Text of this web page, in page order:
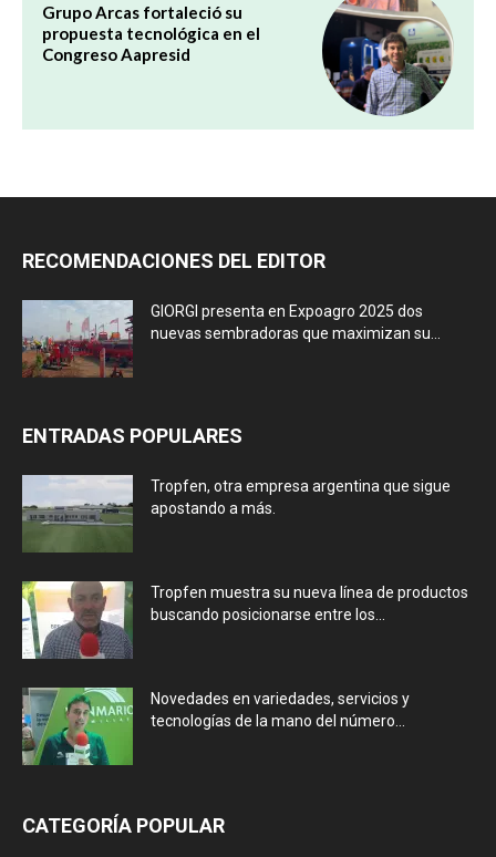
Grupo Arcas fortaleció su
propuesta tecnológica en el
Congreso Aapresid
RECOMENDACIONES DEL EDITOR
GIORGI presenta en Expoagro 2025 dos
nuevas sembradoras que maximizan su...
ENTRADAS POPULARES
Tropfen, otra empresa argentina que sigue
apostando a más.
Tropfen muestra su nueva línea de productos
buscando posicionarse entre los...
Novedades en variedades, servicios y
tecnologías de la mano del número...
CATEGORÍA POPULAR